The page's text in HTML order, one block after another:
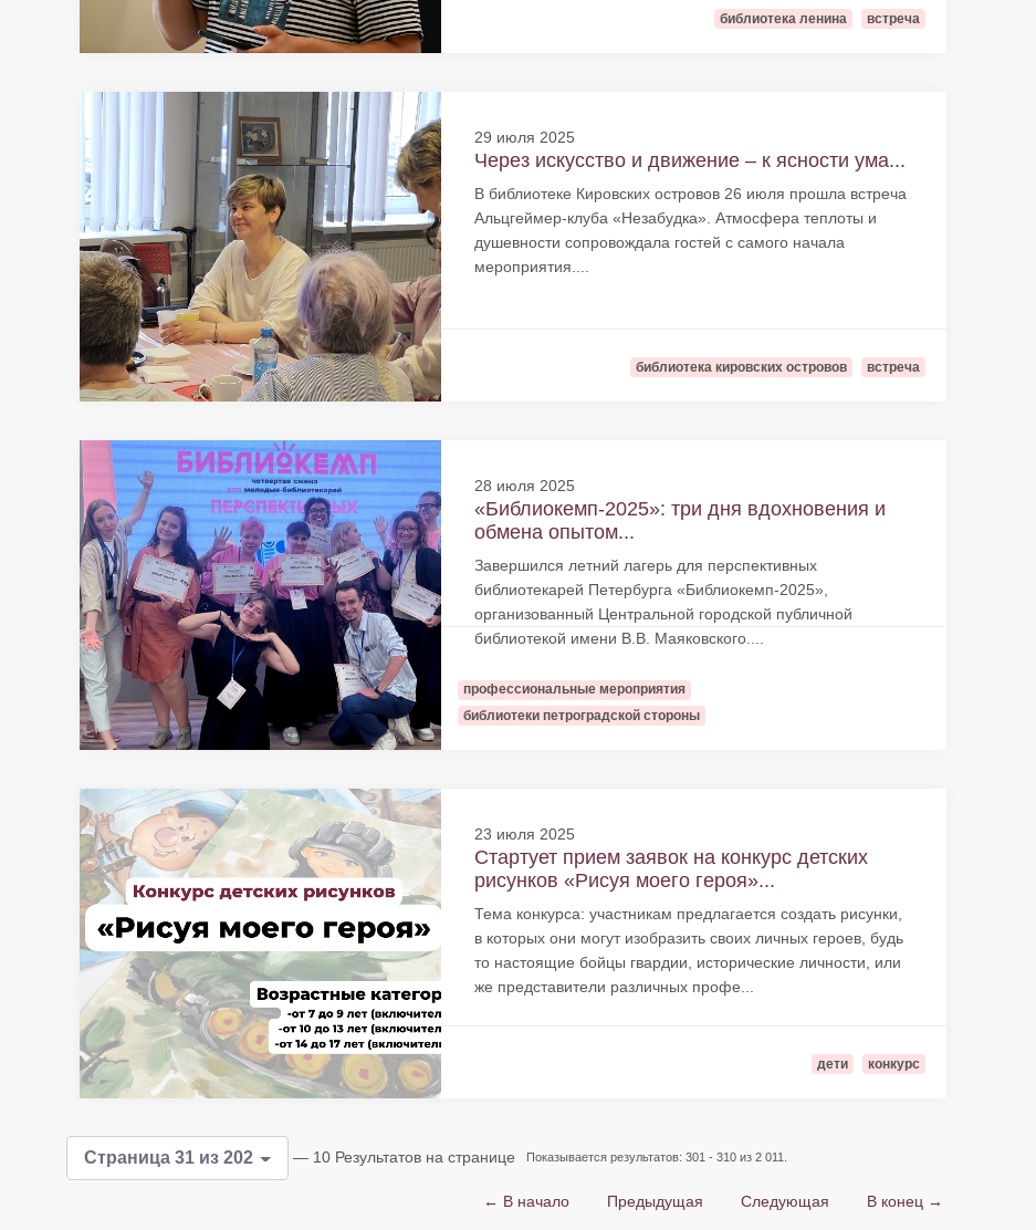
библиотека ленина встреча
29 июля 2025
Через искусство и движение – к ясности ума...
В библиотеке Кировских островов 26 июля прошла встреча
Альцгеймер-клуба «Незабудка». Атмосфера теплоты и
душевности сопровождала гостей с самого начала
мероприятия....
библиотека кировских островов встреча
28 июля 2025
«Библиокемп-2025»: три дня вдохновения и
обмена опытом...
Завершился летний лагерь для перспективных
библиотекарей Петербурга «Библиокемп-2025»,
организованный Центральной городской публичной
библиотекой имени В.В. Маяковского....
профессиональные мероприятия
библиотеки петроградской стороны
23 июля 2025
Стартует прием заявок на конкурс детских
рисунков «Рисуя моего героя»...
Тема конкурса: участникам предлагается создать рисунки,
в которых они могут изобразить своих личных героев, будь
то настоящие бойцы гвардии, исторические личности, или
же представители различных профе...
дети конкурс
Страница 31 из 202 — 10 Результатов на странице Показывается результатов: 301 - 310 из 2 011.
← В начало Предыдущая Следующая В конец →